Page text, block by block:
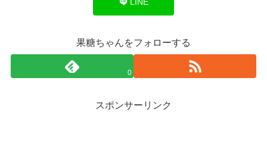
果糖ちゃんをフォローする
0
スポンサーリンク